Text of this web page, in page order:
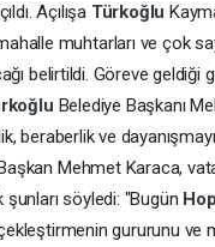
Açılışa Türkoğlu
muhtarları ve çok
belirtildi. Göreve geldiği
Belediye Başkanı
beraberlik ve
Mehmet Karaca,
şunları söyledi: "Bugün
gururunu